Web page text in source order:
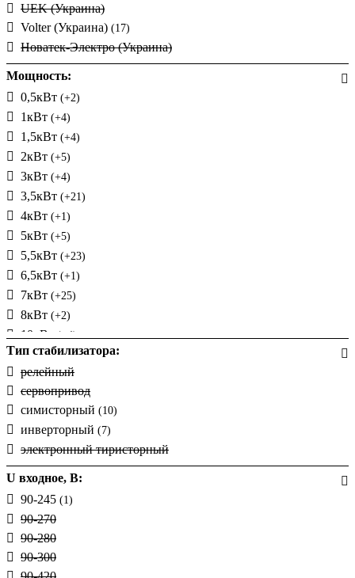
UEK (Украина)
Volter (Украина) (17)
Новатек-Электро (Украина)
Мощность:
0,5кВт (+2)
1кВт (+4)
1,5кВт (+4)
2кВт (+5)
3кВт (+4)
3,5кВт (+21)
4кВт (+1)
5кВт (+5)
5,5кВт (+23)
6,5кВт (+1)
7кВт (+25)
8кВт (+2)
10кВт (+4)
12кВт(+1)
14кВт(+19)
20кВт(+1)
45кВт(+1)
80кВт(+1)
0,25кВт(+1)
2,2кВт(+13)
9кВт
11кВт
18кВт
22кВт
27кВт
Тип стабилизатора:
релейный
сервопривод
симисторный (10)
инверторный (7)
электронный тиристорный
U входное, В:
90-245 (1)
90-270
90-280
90-300